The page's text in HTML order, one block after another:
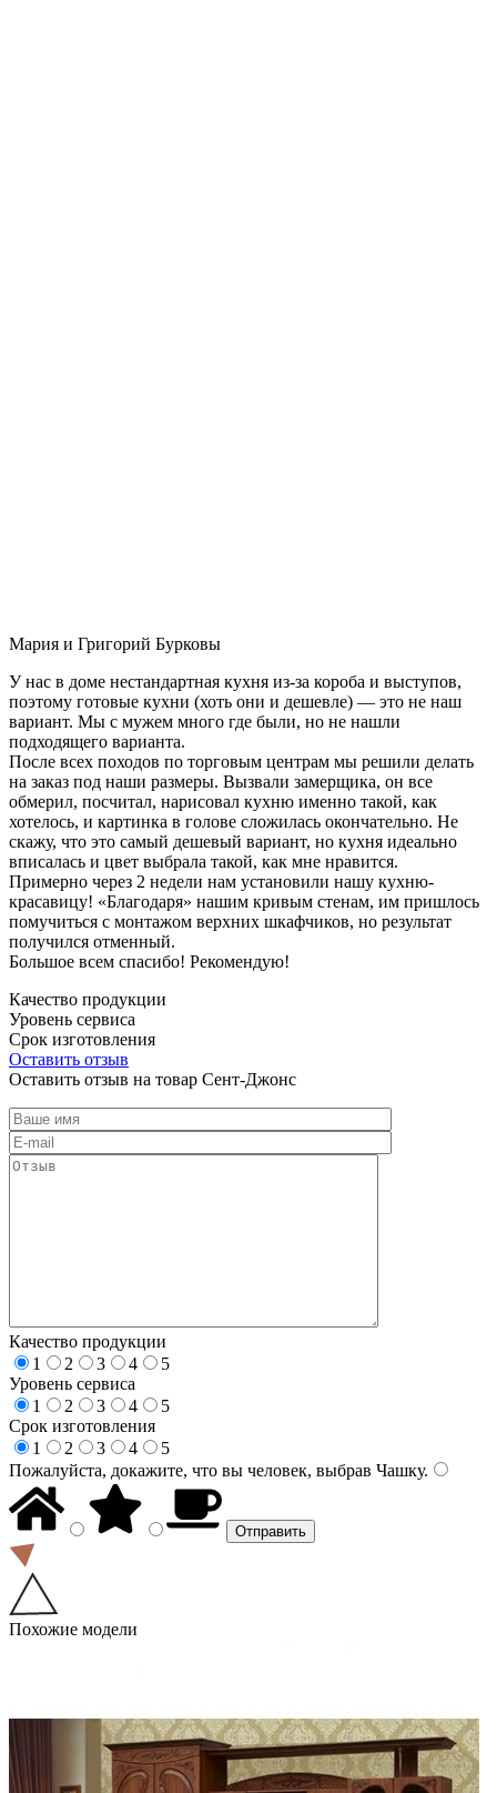
Мария и Григорий Бурковы
У нас в доме нестандартная кухня из-за короба и выступов,
поэтому готовые кухни (хоть они и дешевле) — это не наш
вариант. Мы с мужем много где были, но не нашли
подходящего варианта.
После всех походов по торговым центрам мы решили делать
на заказ под наши размеры. Вызвали замерщика, он все
обмерил, посчитал, нарисовал кухню именно такой, как
хотелось, и картинка в голове сложилась окончательно. Не
скажу, что это самый дешевый вариант, но кухня идеально
вписалась и цвет выбрала такой, как мне нравится.
Примерно через 2 недели нам установили нашу кухню-
красавицу! «Благодаря» нашим кривым стенам, им пришлось
помучиться с монтажом верхних шкафчиков, но результат
получился отменный.
Большое всем спасибо! Рекомендую!
Качество продукции
Уровень сервиса
Срок изготовления
Оставить отзыв
Оставить отзыв на товар Сент-Джонс
Качество продукции
1
2 3 4
5
Уровень сервиса
1
2 3 4
5
Срок изготовления
1
2 3 4
5
Пожалуйста, докажите, что вы человек, выбрав Чашку.
Похожие модели